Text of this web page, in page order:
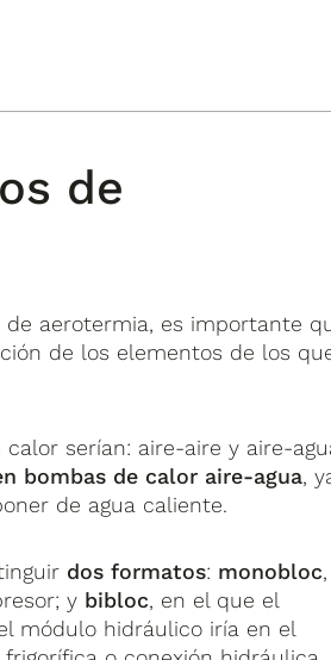
de
aerotermia, es importante
de los elementos de los
serían: aire-aire y aire-
bombas de calor aire-agua,
de agua caliente.
dos formatos: monobloc,
y bibloc, en el que el
módulo hidráulico iría en el